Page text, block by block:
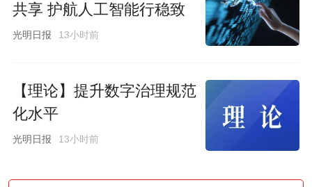
共享 护航人工智能行稳致
远
光明日报 13小时前
【理论】提升数字治理规范
化水平
光明日报 13小时前